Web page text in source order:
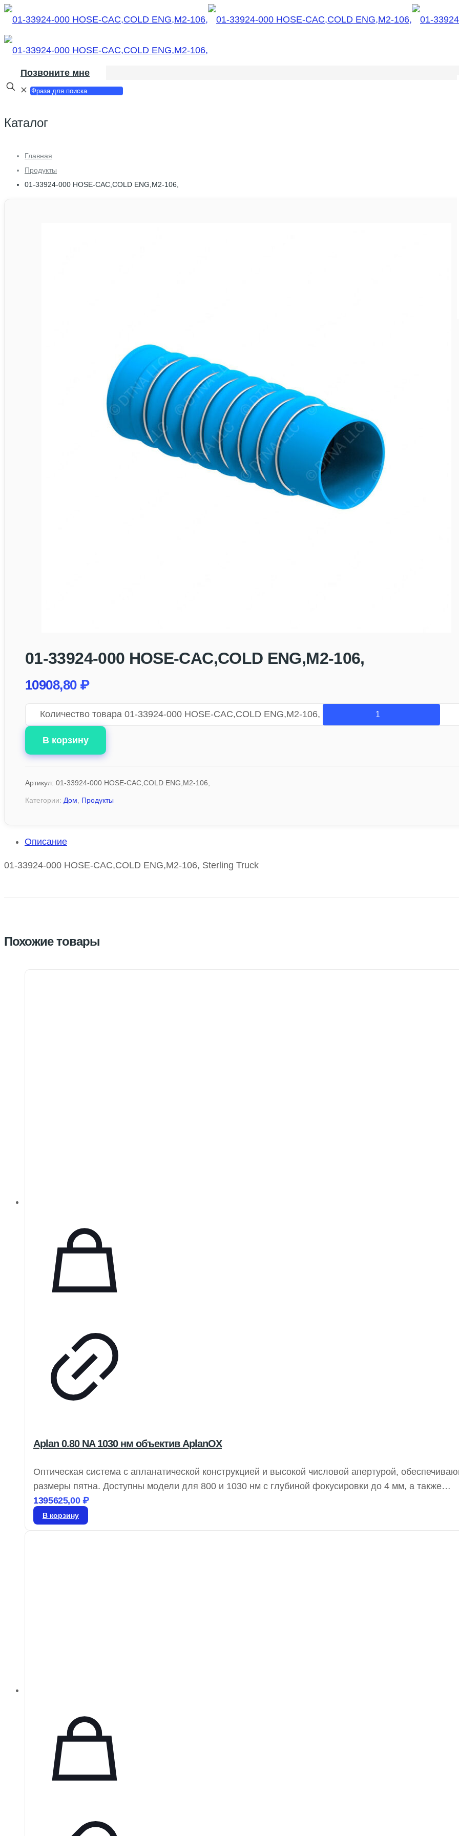
Позвоните мне
✕
Каталог
Главная
Продукты
01-33924-000 HOSE-CAC,COLD ENG,M2-106,
01-33924-000 HOSE-CAC,COLD ENG,M2-106,
10908,80 ₽
Количество товара 01-33924-000 HOSE-CAC,COLD ENG,M2-106,
В корзину
Артикул: 01-33924-000 HOSE-CAC,COLD ENG,M2-106,
Категории: Дом, Продукты
Описание
01-33924-000 HOSE-CAC,COLD ENG,M2-106, Sterling Truck
Похожие товары
Aplan 0.80 NA 1030 нм объектив AplanOX
Оптическая система с апланатической конструкцией и высокой числовой апертурой,
размеры пятна. Доступны модели для 800 и 1030 нм с глубиной фокусировки до 4 мм, а также
многофокусные объективы AdlOptica foXXus. Объективы AdlOptica aplanoXX Aplan эффективно
сферическую аберрацию и комы при фокусировке через различные прозрачные материалы,
1395625,00₽
В корзину